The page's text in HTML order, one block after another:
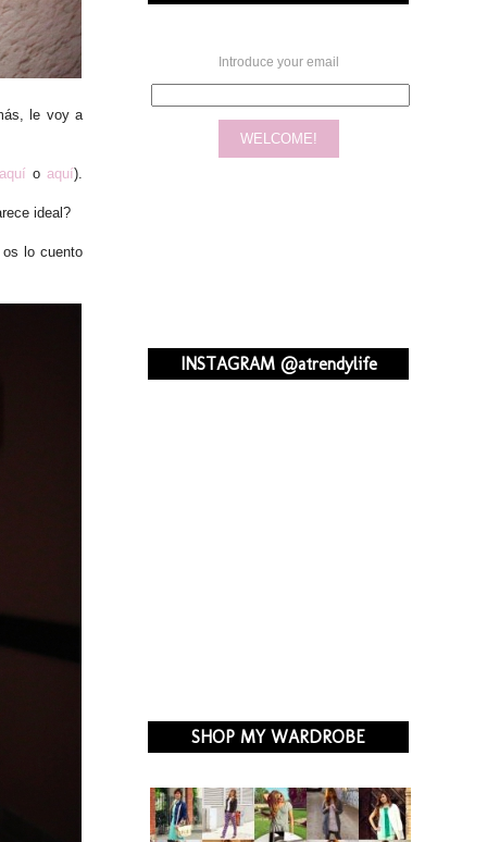
le voy a
oaquí).
ideal?
lo cuento
Introduce your email
INSTAGRAM @atrendylife
SHOP MY WARDROBE